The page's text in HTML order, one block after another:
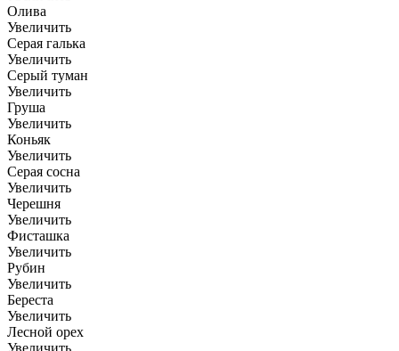
Олива
Увеличить
Серая галька
Увеличить
Серый туман
Увеличить
Груша
Увеличить
Коньяк
Увеличить
Серая сосна
Увеличить
Черешня
Увеличить
Фисташка
Увеличить
Рубин
Увеличить
Береста
Увеличить
Лесной орех
Увеличить